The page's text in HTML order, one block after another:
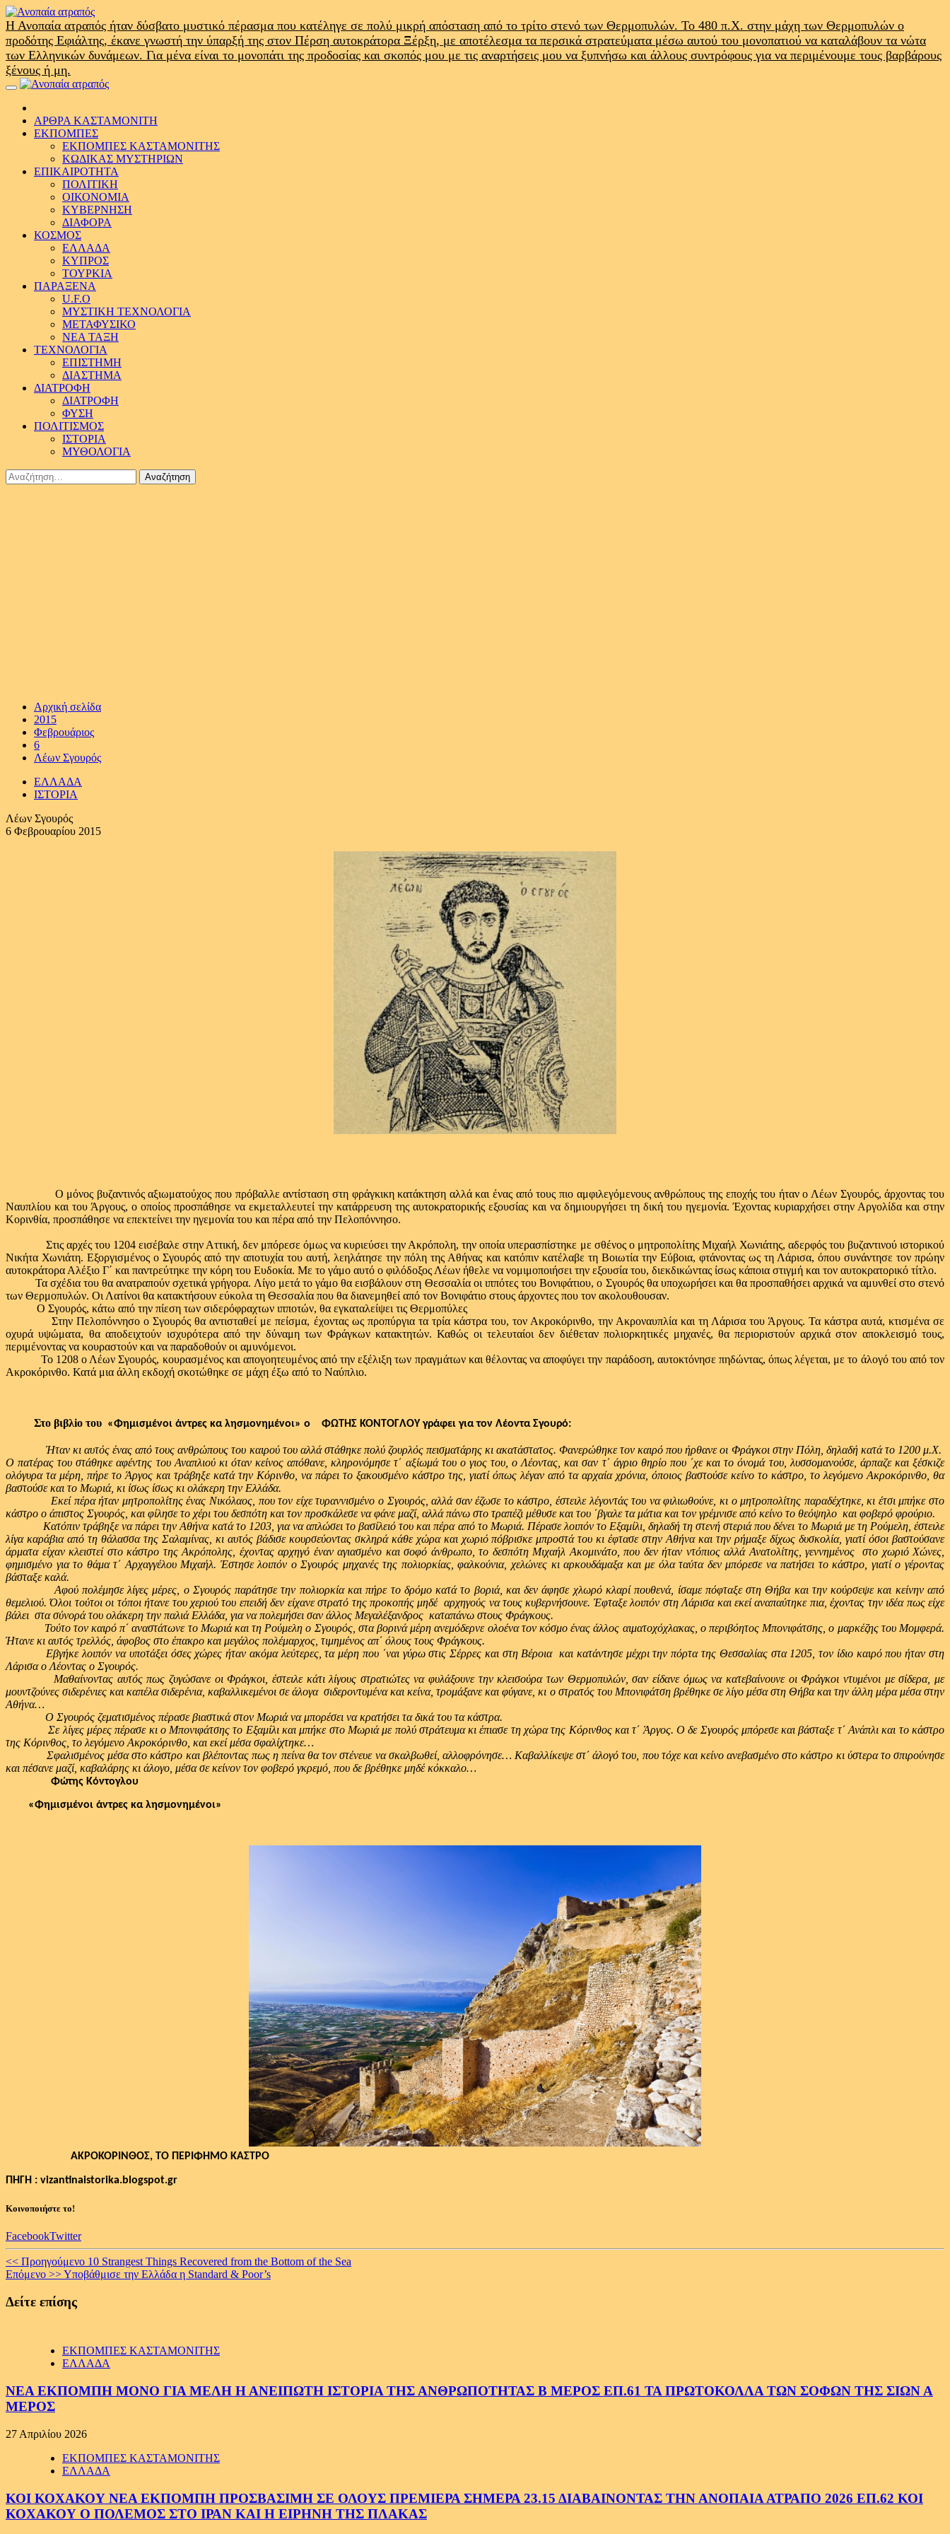
Skip
to
content
Η Ανοπαία ατραπός ήταν δύσβατο μυστικό πέρασμα που κατέληγε σε πολύ μικρή απόσταση από το τρίτο στενό των Θερμοπυλών. Το 480 π.Χ. στην μάχη των Θερμοπυλών ο
προδότης Εφιάλτης, έκανε γνωστή την ύπαρξή της στον Πέρση αυτοκράτορα Ξέρξη, με αποτέλεσμα τα περσικά στρατεύματα μέσω αυτού του μονοπατιού να καταλάβουν τα νώτα
των Ελληνικών δυνάμεων. Για μένα είναι το μονοπάτι της προδοσίας και σκοπός μου με τις αναρτήσεις μου να ξυπνήσω και άλλους συντρόφους για να περιμένουμε τους βαρβάρους
ξένους ή μη.
Primary
ΑΡΘΡΑ ΚΑΣΤΑΜΟΝΙΤΗ
ΕΚΠΟΜΠΕΣ
ΕΚΠΟΜΠΕΣ ΚΑΣΤΑΜΟΝΙΤΗΣ
ΚΩΔΙΚΑΣ ΜΥΣΤΗΡΙΩΝ
ΕΠΙΚΑΙΡΟΤΗΤΑ
ΠΟΛΙΤΙΚΗ
ΟΙΚΟΝΟΜΙΑ
ΚΥΒΕΡΝΗΣΗ
ΔΙΑΦΟΡΑ
ΚΟΣΜΟΣ
ΕΛΛΑΔΑ
ΚΥΠΡΟΣ
ΤΟΥΡΚΙΑ
ΠΑΡΑΞΕΝΑ
U.F.O
ΜΥΣΤΙΚΗ ΤΕΧΝΟΛΟΓΙΑ
ΜΕΤΑΦΥΣΙΚΟ
ΝΕΑ ΤΑΞΗ
ΤΕΧΝΟΛΟΓΙΑ
ΕΠΙΣΤΗΜΗ
ΔΙΑΣΤΗΜΑ
ΔΙΑΤΡΟΦΗ
ΔΙΑΤΡΟΦΗ
ΦΥΣΗ
ΠΟΛΙΤΙΣΜΟΣ
ΙΣΤΟΡΙΑ
ΜΥΘΟΛΟΓΙΑ
Αναζήτηση
για:
Αρχική σελίδα
2015
Φεβρουάριος
6
Λέων Σγουρός
ΕΛΛΑΔΑ
ΙΣΤΟΡΙΑ
Λέων Σγουρός
6 Φεβρουαρίου 2015
Ο μόνος βυζαντινός αξιωματούχος που πρόβαλλε αντίσταση στη φράγκικη κατάκτηση αλλά και ένας από τους πιο αμφιλεγόμενους ανθρώπους της εποχής του ήταν ο Λέων Σγουρός, άρχοντας του
Ναυπλίου και του Άργους, ο οποίος προσπάθησε να εκμεταλλευτεί την κατάρρευση της αυτοκρατορικής εξουσίας και να δημιουργήσει τη δική του ηγεμονία. Έχοντας κυριαρχήσει στην Αργολίδα και στην
Κορινθία, προσπάθησε να επεκτείνει την ηγεμονία του και πέρα από την Πελοπόννησο.
Στις αρχές του 1204 εισέβαλε στην Αττική, δεν μπόρεσε όμως να κυριεύσει την Ακρόπολη, την οποία υπερασπίστηκε με σθένος ο μητροπολίτης Μιχαήλ Χωνιάτης, αδερφός του βυζαντινού ιστορικού
Νικήτα Χωνιάτη. Εξοργισμένος ο Σγουρός από την αποτυχία του αυτή, λεηλάτησε την πόλη της Αθήνας και κατόπιν κατέλαβε τη Βοιωτία την Εύβοια, φτάνοντας ως τη Λάρισα, όπου συνάντησε τον πρώην
αυτοκράτορα Αλέξιο Γ΄ και παντρεύτηκε την κόρη του Ευδοκία. Με το γάμο αυτό ο φιλόδοξος Λέων ήθελε να νομιμοποιήσει την εξουσία του, διεκδικώντας ίσως κάποια στιγμή και τον αυτοκρατορικό τίτλο.
Τα σχέδια του θα ανατραπούν σχετικά γρήγορα. Λίγο μετά το γάμο θα εισβάλουν στη Θεσσαλία οι ιππότες του Βονιφάτιου, ο Σγουρός θα υποχωρήσει και θα προσπαθήσει αρχικά να αμυνθεί στο στενό
των Θερμοπυλών. Οι Λατίνοι θα κατακτήσουν εύκολα τη Θεσσαλία που θα διανεμηθεί από τον Βονιφάτιο στους άρχοντες που τον ακολουθουσαν.
Ο Σγουρός, κάτω από την πίεση των σιδερόφραχτων ιπποτών, θα εγκαταλείψει τις Θερμοπύλες
Στην Πελοπόννησο ο Σγουρός θα αντισταθεί με πείσμα, έχοντας ως προπύργια τα τρία κάστρα του, τον Ακροκόρινθο, την Ακροναυπλία και τη Λάρισα του Άργους. Τα κάστρα αυτά, κτισμένα σε
οχυρά υψώματα, θα αποδειχτούν ισχυρότερα από την δύναμη των Φράγκων κατακτητών. Καθώς οι τελευταίοι δεν διέθεταν πολιορκητικές μηχανές, θα περιοριστούν αρχικά στον αποκλεισμό τους,
περιμένοντας να κουραστούν και να παραδοθούν οι αμυνόμενοι.
Το 1208 ο Λέων Σγουρός, κουρασμένος και απογοητευμένος από την εξέλιξη των πραγμάτων και θέλοντας να αποφύγει την παράδοση, αυτοκτόνησε πηδώντας, όπως λέγεται, με το άλογό του από τον
Ακροκόρινθο. Κατά μια άλλη εκδοχή σκοτώθηκε σε μάχη έξω από το Ναύπλιο.
Στο βιβλio του «Φημισμένοι άντρες κα λησμονημένοι» ο ΦΩΤΗΣ ΚΟΝΤΟΓΛΟΥ γράφει για τον Λέοντα Σγουρό:
Ήταν κι αυτός ένας από τους ανθρώπους του καιρού του αλλά στάθηκε πολύ ζουρλός πεισματάρης κι ακατάστατος. Φανερώθηκε τον καιρό που ήρθανε οι Φράγκοι στην Πόλη, δηλαδή κατά το 1200 μ.Χ.
Ο πατέρας του στάθηκε αφέντης του Αναπλιού κι όταν κείνος απόθανε, κληρονόμησε τ΄ αξίωμά του ο γιος του, ο Λέοντας, και σαν τ΄ άγριο θηρίο που ΄χε και το όνομά του, λυσσομανούσε, άρπαζε και ξέσκιζε
ολόγυρα τα μέρη, πήρε το Άργος και τράβηξε κατά την Κόρινθο, να πάρει το ξακουσμένο κάστρο της, γιατί όπως λέγαν από τα αρχαία χρόνια, όποιος βαστούσε κείνο το κάστρο, το λεγόμενο Ακροκόρινθο, θα
βαστούσε και το Μωριά, κι ίσως ίσως κι ολάκερη την Ελλάδα.
Εκεί πέρα ήταν μητροπολίτης ένας Νικόλαος, που τον είχε τυραννισμένο ο Σγουρός, αλλά σαν έζωσε το κάστρο, έστειλε λέγοντάς του να φιλιωθούνε, κι ο μητροπολίτης παραδέχτηκε, κι έτσι μπήκε στο
κάστρο ο άπιστος Σγουρός, και φίλησε το χέρι του δεσπότη και τον προσκάλεσε να φάνε μαζί, αλλά πάνω στο τραπέζι μέθυσε και του ΄βγαλε τα μάτια και τον γρέμνισε από κείνο το θεόψηλο και φοβερό φρούριο.
Κατόπιν τράβηξε να πάρει την Αθήνα κατά το 1203, για να απλώσει το βασίλειό του και πέρα από το Μωριά. Πέρασε λοιπόν το Εξαμίλι, δηλαδή τη στενή στεριά που δένει το Μωριά με τη Ρούμελη, έστειλε
λίγα καράβια από τη θάλασσα της Σαλαμίνας, κι αυτός βάδισε κουρσεύοντας σκληρά κάθε χώρα και χωριό πόβρισκε μπροστά του κι έφτασε στην Αθήνα και την ρήμαξε δίχως δυσκολία, γιατί όσοι βαστούσανε
άρματα είχαν κλειστεί στο κάστρο της Ακρόπολης, έχοντας αρχηγό έναν αγιασμένο και σοφό άνθρωπο, το δεσπότη Μιχαήλ Ακομινάτο, που δεν ήταν ντόπιος αλλά Ανατολίτης, γεννημένος στο χωριό Χώνες,
φημισμένο για το θάμα τ΄ Αρχαγγέλου Μιχαήλ. Έστησε λοιπόν ο Σγουρός μηχανές της πολιορκίας, φαλκούνια, χελώνες κι αρκουδάμαξα και με όλα ταύτα δεν μπόρεσε να πατήσει το κάστρο, γιατί ο γέροντας
βάσταξε καλά.
Αφού πολέμησε λίγες μέρες, ο Σγουρός παράτησε την πολιορκία και πήρε το δρόμο κατά το βοριά, και δεν άφησε χλωρό κλαρί πουθενά, ίσαμε πόφταξε στη Θήβα και την κούρσεψε και κείνην από
θεμελιού. Όλοι τούτοι οι τόποι ήτανε του χεριού του επειδή δεν είχανε στρατό της προκοπής μηδέ αρχηγούς να τους κυβερνήσουνε. Έφταξε λοιπόν στη Λάρισα και εκεί αναπαύτηκε πια, έχοντας την ιδέα πως είχε
βάλει στα σύνορά του ολάκερη την παλιά Ελλάδα, για να πολεμήσει σαν άλλος Μεγαλέξανδρος καταπάνω στους Φράγκους.
Τούτο τον καιρό π΄ αναστάτωνε το Μωριά και τη Ρούμελη ο Σγουρός, στα βορινά μέρη ανεμόδερνε ολοένα τον κόσμο ένας άλλος αιματοχόχλακας, ο περιβόητος Μπονιφάτσης, ο μαρκέζης του Μομφερά.
Ήτανε κι αυτός τρελλός, άφοβος στο έπακρο και μεγάλος πολέμαρχος, τιμημένος απ΄ όλους τους Φράγκους.
Εβγήκε λοιπόν να υποτάξει όσες χώρες ήταν ακόμα λεύτερες, τα μέρη που ΄ναι γύρω στις Σέρρες και στη Βέροια και κατάντησε μέχρι την πόρτα της Θεσσαλίας στα 1205, τον ίδιο καιρό που ήταν στη
Λάρισα ο Λέοντας ο Σγουρός.
Μαθαίνοντας αυτός πως ζυγώσανε οι Φράγκοι, έστειλε κάτι λίγους στρατιώτες να φυλάξουνε την κλεισούρα των Θερμοπυλών, σαν είδανε όμως να κατεβαίνουνε οι Φράγκοι ντυμένοι με σίδερα, με
μουντζούνες σιδερένιες και καπέλα σιδερένια, καβαλλικεμένοι σε άλογα σιδεροντυμένα και κείνα, τρομάξανε και φύγανε, κι ο στρατός του Μπονιφάτση βρέθηκε σε λίγο μέσα στη Θήβα και την άλλη μέρα μέσα στην
Αθήνα…
Ο Σγουρός ζεματισμένος πέρασε βιαστικά στον Μωριά να μπορέσει να κρατήσει τα δικά του τα κάστρα.
Σε λίγες μέρες πέρασε κι ο Μπονιφάτσης το Εξαμίλι και μπήκε στο Μωριά με πολύ στράτευμα κι έπιασε τη χώρα της Κόρινθος και τ΄ Άργος. Ο δε Σγουρός μπόρεσε και βάσταξε τ΄ Ανάπλι και το κάστρο
της Κόρινθος, το λεγόμενο Ακροκόρινθο, και εκεί μέσα σφαλίχτηκε…
Σφαλισμένος μέσα στο κάστρο και βλέποντας πως η πείνα θα τον στένευε να σκαλβωθεί, αλλοφρόνησε… Καβαλλίκεψε στ΄ άλογό του, που τόχε και κείνο ανεβασμένο στο κάστρο κι ύστερα το σπιρούνησε
και πέσανε μαζί, καβαλάρης κι άλογο, μέσα σε κείνον τον φοβερό γκρεμό, που δε βρέθηκε μηδέ κόκκαλο…
Φώτης Κόντογλου
«Φημισμένοι άντρες κα λησμονημένοι»
ΑΚΡΟΚΟΡΙΝΘΟΣ, ΤΟ ΠΕΡΙΦΗΜΟ ΚΑΣΤΡΟ
ΠΗΓΗ : vizantinaistorika.blogspot.gr
Κοινοποιήστε το!
FacebookTwitter
Continue
Reading
<< Προηγούμενο 10 Strangest Things Recovered from the Bottom of the Sea
Επόμενο >>Υποβάθμισε την Ελλάδα η Standard & Poor’s
Δείτε επίσης
ΕΚΠΟΜΠΕΣ ΚΑΣΤΑΜΟΝΙΤΗΣ
ΕΛΛΑΔΑ
ΝΕΑ ΕΚΠΟΜΠΗ ΜΟΝΟ ΓΙΑ ΜΕΛΗ Η ΑΝΕΙΠΩΤΗ ΙΣΤΟΡΙΑ ΤΗΣ ΑΝΘΡΩΠΟΤΗΤΑΣ Β ΜΕΡΟΣ ΕΠ.61 ΤΑ ΠΡΩΤΟΚΟΛΛΑ ΤΩΝ ΣΟΦΩΝ ΤΗΣ ΣΙΩΝ Α
ΜΕΡΟΣ
27 Απριλίου 2026
ΕΚΠΟΜΠΕΣ ΚΑΣΤΑΜΟΝΙΤΗΣ
ΕΛΛΑΔΑ
ΚΟΙ ΚΟΧΑΚΟΥ ΝΕΑ ΕΚΠΟΜΠΗ ΠΡΟΣΒΑΣΙΜΗ ΣΕ ΟΛΟΥΣ ΠΡΕΜΙΕΡΑ ΣΗΜΕΡΑ 23.15 ΔΙΑΒΑΙΝΟΝΤΑΣ ΤΗΝ ΑΝΟΠΑΙΑ ΑΤΡΑΠΟ 2026 ΕΠ.62 ΚΟΙ
ΚΟΧΑΚΟΥ Ο ΠΟΛΕΜΟΣ ΣΤΟ ΙΡΑΝ ΚΑΙ Η ΕΙΡΗΝΗ ΤΗΣ ΠΛΑΚΑΣ